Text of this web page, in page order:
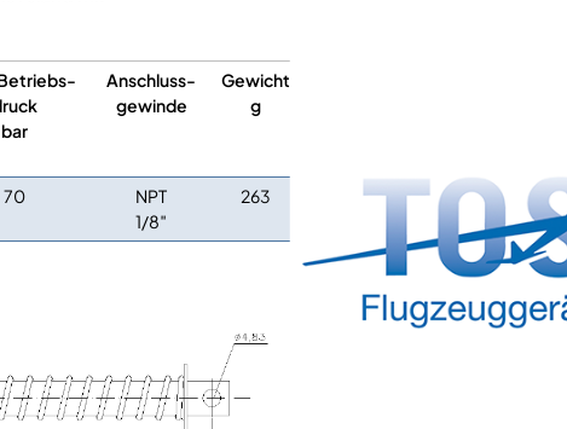
bar
Anschluss-
gewinde
Gewicht
g
70
NPT
1/8″
263